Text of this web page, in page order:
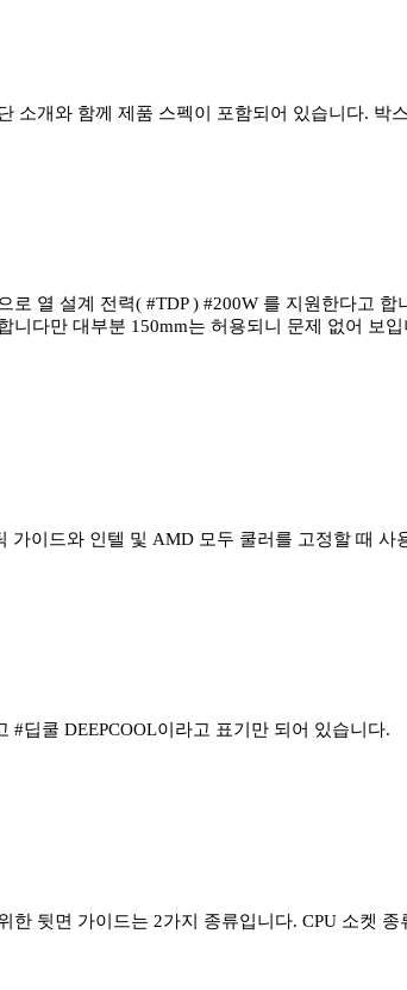
소개와 함께 제품 스펙이 포함되어 있습니다. 박
로 열 설계 전력( #TDP ) #200W 를 지원한다고
니다만 대부분 150mm는 허용되니 문제 없어 보
가이드와 인텔 및 AMD 모두 쿨러를 고정할 때
#딥쿨 DEEPCOOL이라고 표기만 되어 있습니다.
한 뒷면 가이드는 2가지 종류입니다. CPU 소켓